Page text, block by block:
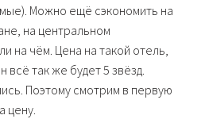
Можно ещё сэкономить на
на центральном
на чём. Цена на такой отель,
всё так же будет 5 звёзд.
Поэтому смотрим в первую
цену.